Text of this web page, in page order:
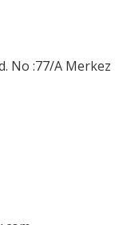
No :77/A Merkez